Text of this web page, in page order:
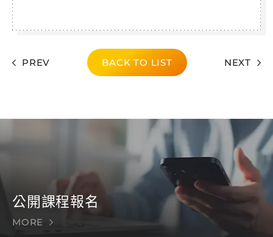
PREV BACK TO LIST NEXT
公開課程報名
MORE